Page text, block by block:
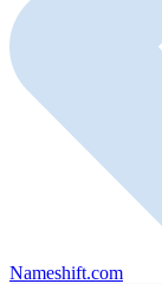
Nameshift.com